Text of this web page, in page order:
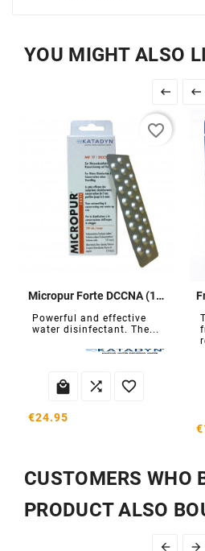
YOU MIGHT ALSO
 
Micropur Forte DCCNA (100 tablets)
Powerful and effective
water disinfectant. The...
  
€24.95
favorite_border
CUSTOMERS WHO
PRODUCT ALSO
 